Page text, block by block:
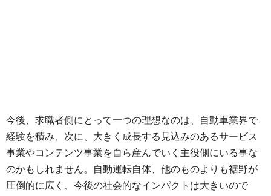
今後、求職者側にとって一つの理想なのは、自動車業界で
経験を積み、次に、大きく成長する見込みのあるサービス
事業やコンテンツ事業を自ら産んでいく主役側にいる事な
のかもしれません。自動運転自体、他のものよりも裾野が
圧倒的に広く、今後の社会的なインパクトは大きいので